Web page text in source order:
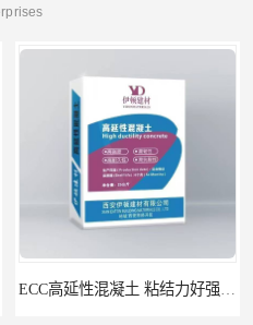
伊顿 水泥路面修补料 路面破损起皮快速修补 2小时通车